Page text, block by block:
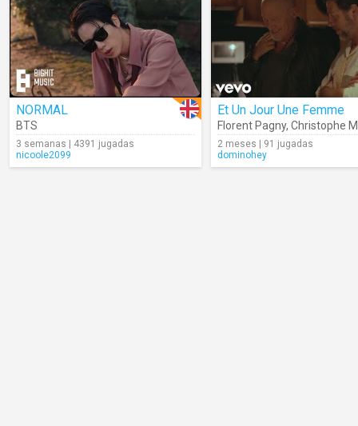
NORMAL
BTS
3 semanas | 4391 jugadas
nicoole2099
Et Un Jour Une Femme
Florent Pagny, Christophe
2 meses | 91 jugadas
dominohey